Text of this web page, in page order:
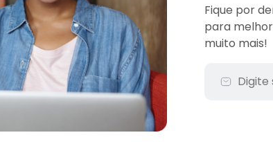
Fique por
para
muito mais!